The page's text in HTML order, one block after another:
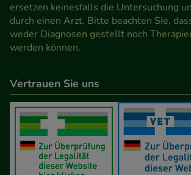
Werbung auf Drittseiten möglichst
zu gestalten. Bitte beachten Sie, dass
teilweise an Dritte wie z.B. Google
ersetzen keinesfalls die Untersuchung
durch einen Arzt. Bitte beachten Sie,
weder Diagnosen gestellt noch
werden können.
Vertrauen Sie uns